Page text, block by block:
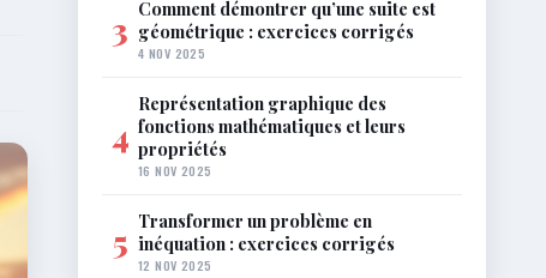
3 Comment démontrer qu’une suite est
géométrique : exercices corrigés
4 NOV 2025
4
Représentation graphique des
fonctions mathématiques et leurs
propriétés
16 NOV 2025
5 Transformer un problème en
inéquation : exercices corrigés
12 NOV 2025